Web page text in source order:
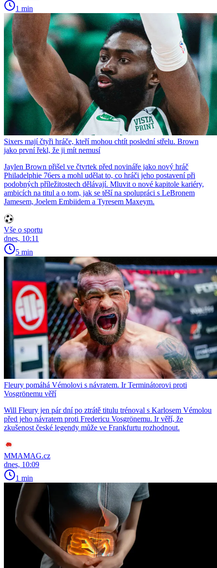
1 min
Sixers mají čtyři hráče, kteří mohou chtít poslední střelu. Brown
jako první řekl, že ji mít nemusí
Jaylen Brown přišel ve čtvrtek před novináře jako nový hráč
Philadelphie 76ers a mohl udělat to, co hráči jeho postavení při
podobných příležitostech dělávají. Mluvit o nové kapitole kariéry,
ambicích na titul a o tom, jak se těší na spolupráci s LeBronem
Jamesem, Joelem Embiidem a Tyresem Maxeym.
Vše o sportu
dnes, 10:11
5 min
Fleury pomáhá Vémolovi s návratem. Ir Terminátorovi proti
Vosgrönemu věří
Will Fleury jen pár dní po ztrátě titulu trénoval s Karlosem Vémolou
před jeho návratem proti Fredericu Vosgrönemu. Ir věří, že
zkušenost české legendy může ve Frankfurtu rozhodnout.
MMAMAG.cz
dnes, 10:09
1 min